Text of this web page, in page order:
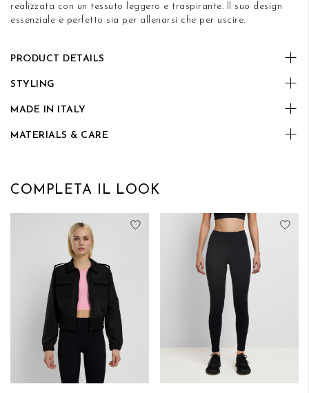
realizzata con un tessuto leggero e traspirante. Il suo design
essenziale è perfetto sia per allenarsi che per uscire.
PRODUCT DETAILS
STYLING
MADE IN ITALY
MATERIALS & CARE
COMPLETA IL LOOK
Aggiungi alla lista desideri